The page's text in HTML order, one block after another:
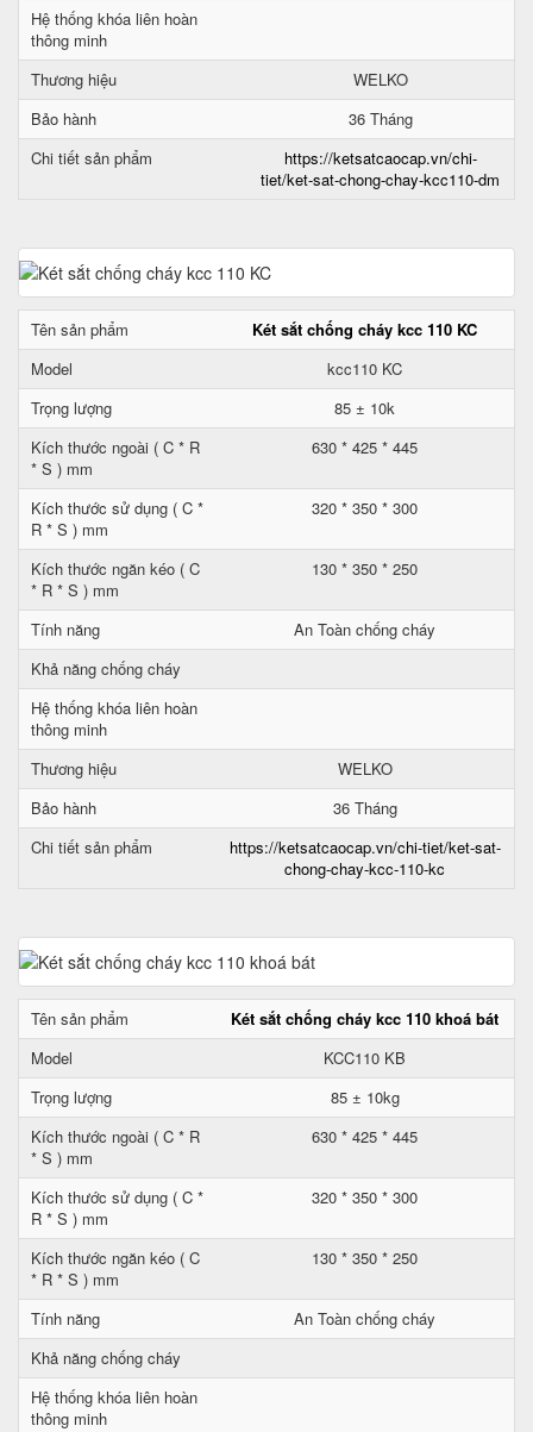
Hệ thống khóa liên hoàn
thông minh
Thương hiệu
WELKO
Bảo hành
36 Tháng
Chi tiết sản phẩm
https://ketsatcaocap.vn/chi-
tiet/ket-sat-chong-chay-kcc110-dm
Tên sản phẩm
Két sắt chống cháy kcc 110 KC
Model
kcc110 KC
Trọng lượng
85 ± 10k
Kích thước ngoài ( C * R
* S ) mm
630 * 425 * 445
Kích thước sử dụng ( C *
R * S ) mm
320 * 350 * 300
Kích thước ngăn kéo ( C
* R * S ) mm
130 * 350 * 250
Tính năng
An Toàn chống cháy
Khả năng chống cháy
Hệ thống khóa liên hoàn
thông minh
Thương hiệu
WELKO
Bảo hành
36 Tháng
Chi tiết sản phẩm
https://ketsatcaocap.vn/chi-tiet/ket-sat-
chong-chay-kcc-110-kc
Tên sản phẩm
Két sắt chống cháy kcc 110 khoá bát
Model
KCC110 KB
Trọng lượng
85 ± 10kg
Kích thước ngoài ( C * R
* S ) mm
630 * 425 * 445
Kích thước sử dụng ( C *
R * S ) mm
320 * 350 * 300
Kích thước ngăn kéo ( C
* R * S ) mm
130 * 350 * 250
Tính năng
An Toàn chống cháy
Khả năng chống cháy
Hệ thống khóa liên hoàn
thông minh